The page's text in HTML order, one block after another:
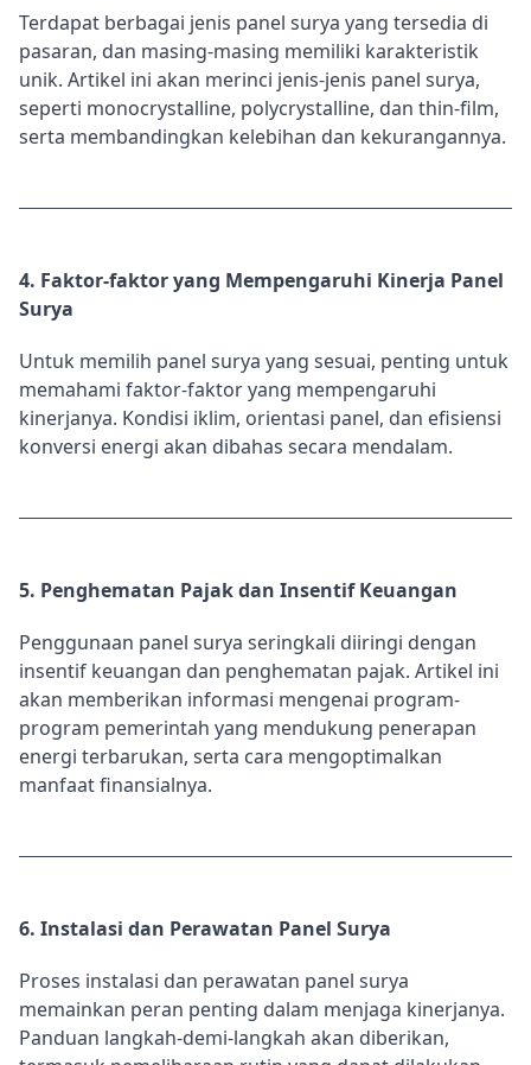
Terdapat berbagai jenis panel surya yang tersedia di
pasaran, dan masing-masing memiliki karakteristik
unik. Artikel ini akan merinci jenis-jenis panel surya,
seperti monocrystalline, polycrystalline, dan thin-film,
serta membandingkan kelebihan dan kekurangannya.
4. Faktor-faktor yang Mempengaruhi Kinerja Panel
Surya
Untuk memilih panel surya yang sesuai, penting untuk
memahami faktor-faktor yang mempengaruhi
kinerjanya. Kondisi iklim, orientasi panel, dan efisiensi
konversi energi akan dibahas secara mendalam.
5. Penghematan Pajak dan Insentif Keuangan
Penggunaan panel surya seringkali diiringi dengan
insentif keuangan dan penghematan pajak. Artikel ini
akan memberikan informasi mengenai program-
program pemerintah yang mendukung penerapan
energi terbarukan, serta cara mengoptimalkan
manfaat finansialnya.
6. Instalasi dan Perawatan Panel Surya
Proses instalasi dan perawatan panel surya
memainkan peran penting dalam menjaga kinerjanya.
Panduan langkah-demi-langkah akan diberikan,